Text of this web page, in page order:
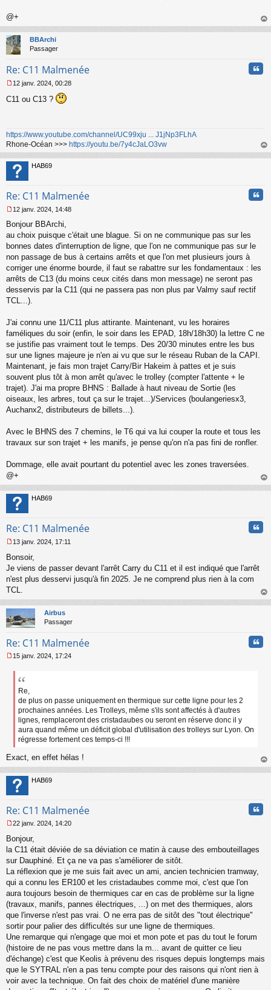
@+
au
BBArchi
Passager
Re: C11 Malmenée
e
g
e
n
o
n
l
12 janv. 2024, 00:28
C11 ou C13 ?
https://www.youtube.com/channel/UC99xju ... J1jNp3FLhA
Rhone-Océan >>> https://youtu.be/7y4cJaLO3vw
au
HAB69
Re: C11 Malmenée
e
s
s
g
e
n
o
n
12 janv. 2024, 14:48
Bonjour BBArchi,
au choix puisque c'était une blague. Si on ne communique pas sur les
bonnes dates d'interruption de ligne, que l'on ne communique pas sur le
non passage de bus à certains arrêts et que l'on met plusieurs jours à
corriger une énorme bourde, il faut se rabattre sur les fondamentaux : les
arrêts de C13 (du moins ceux cités dans mon message) ne seront pas
desservis par la C11 (qui ne passera pas non plus par Valmy sauf rectif
TCL...).
J'ai connu une 11/C11 plus attirante. Maintenant, vu les horaires
faméliques du soir (enfin, le soir dans les EPAD, 18h/18h30) la lettre C ne
se justifie pas vraiment tout le temps. Des 20/30 minutes entre les bus
sur une lignes majeure je n'en ai vu que sur le réseau Ruban de la CAPI.
Maintenant, je fais mon trajet Carry/Bir Hakeim à pattes et je suis
souvent plus tôt à mon arrêt qu'avec le trolley (compter l'attente + le
trajet). J'ai ma propre BHNS : Ballade à haut niveau de Sortie (les
oiseaux, les arbres, tout ça sur le trajet...)/Services (boulangeriesx3,
Auchanx2, distributeurs de billets...).
Avec le BHNS des 7 chemins, le T6 qui va lui couper la route et tous les
travaux sur son trajet + les manifs, je pense qu'on n'a pas fini de ronfler.
Dommage, elle avait pourtant du potentiel avec les zones traversées.
@+
au
HAB69
Re: C11 Malmenée
e
s
g
o
u
13 janv. 2024, 17:11
Bonsoir,
Je viens de passer devant l'arrêt Carry du C11 et il est indiqué que l'arrêt
n'est plus desservi jusqu'à fin 2025. Je ne comprend plus rien à la com
TCL.
au
Airbus
Passager
Re: C11 Malmenée
e
15 janv. 2024, 17:24
Re,
de plus on passe uniquement en thermique sur cette ligne pour les 2
prochaines années. Les Trolleys, même s'ils sont affectés à d'autres
lignes, remplaceront des cristadaubes ou seront en réserve donc il y
aura quand même un déficit global d'utilisation des trolleys sur Lyon. On
régresse fortement ces temps-ci !!!
Exact, en effet hélas !
au
HAB69
Re: C11 Malmenée
e
s
g
e
n
o
u
22 janv. 2024, 14:20
Bonjour,
la C11 était déviée de sa déviation ce matin à cause des embouteillages
sur Dauphiné. Et ça ne va pas s'améliorer de sitôt.
La réflexion que je me suis fait avec un ami, ancien technicien tramway,
qui a connu les ER100 et les cristadaubes comme moi, c'est que l'on
aura toujours besoin de thermiques car en cas de problème sur la ligne
(travaux, manifs, pannes électriques, ...) on met des thermiques, alors
que l'inverse n'est pas vrai. O ne erra pas de sitôt des "tout électrique"
sortir pour palier des difficultés sur une ligne de thermiques.
Une remarque qui n'engage que moi et mon pote et pas du tout le forum
(histoire de ne pas vous mettre dans la m... avant de quitter ce lieu
d'échange) c'est que Keolis à prévenu des risques depuis longtemps mais
que le SYTRAL n'en a pas tenu compte pour des raisons qui n'ont rien à
voir avec la technique. On fait des choix de matériel d'une manière